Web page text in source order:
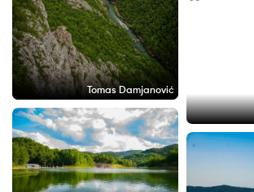
Tomas Damjanović